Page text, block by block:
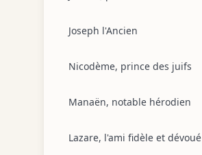
Joseph l'Ancien
Nicodème, prince des juifs
Manaën, notable hérodien
Lazare, l'ami fidèle et dévoué